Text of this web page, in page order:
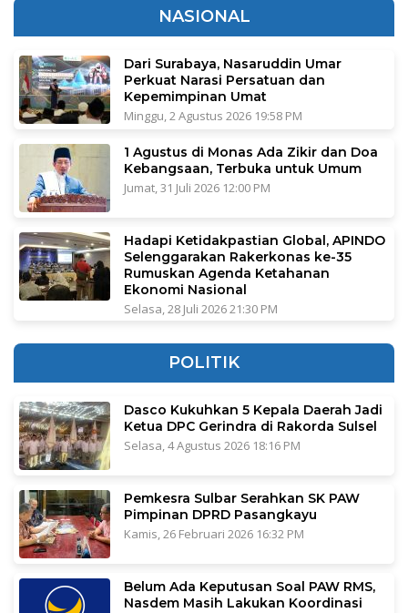
NASIONAL
Dari Surabaya, Nasaruddin Umar
Perkuat Narasi Persatuan dan
Kepemimpinan Umat
Minggu, 2 Agustus 2026 19:58 PM
1 Agustus di Monas Ada Zikir dan Doa
Kebangsaan, Terbuka untuk Umum
Jumat, 31 Juli 2026 12:00 PM
Hadapi Ketidakpastian Global, APINDO
Selenggarakan Rakerkonas ke-35
Rumuskan Agenda Ketahanan
Ekonomi Nasional
Selasa, 28 Juli 2026 21:30 PM
POLITIK
Dasco Kukuhkan 5 Kepala Daerah Jadi
Ketua DPC Gerindra di Rakorda Sulsel
Selasa, 4 Agustus 2026 18:16 PM
Pemkesra Sulbar Serahkan SK PAW
Pimpinan DPRD Pasangkayu
Kamis, 26 Februari 2026 16:32 PM
Belum Ada Keputusan Soal PAW RMS,
Nasdem Masih Lakukan Koordinasi